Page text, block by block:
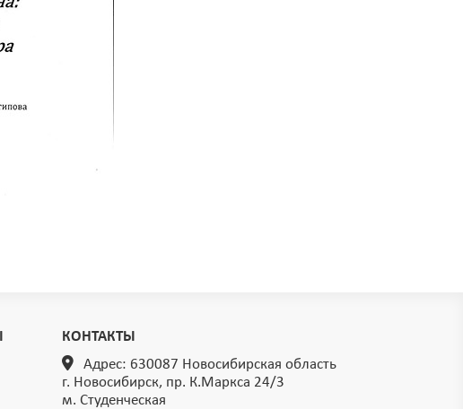
КОНТАКТЫ
Адрес: 630087 Новосибирская область
г. Новосибирск, пр. К.Маркса 24/3
м. Студенческая